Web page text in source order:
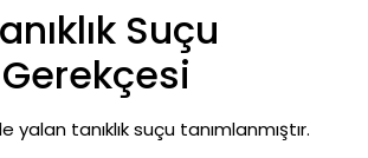
Suçu
tanıklık suçu tanımlanmıştır.